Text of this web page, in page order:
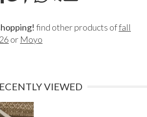
find other products offall
or Moyo
VIEWED